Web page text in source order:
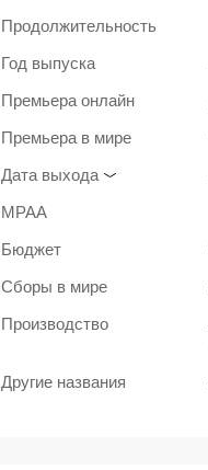
Продолжительность
Год выпуска
Премьера онлайн
Премьера в мире
Дата выхода
MPAA
Бюджет
Сборы в мире
Производство
Другие названия